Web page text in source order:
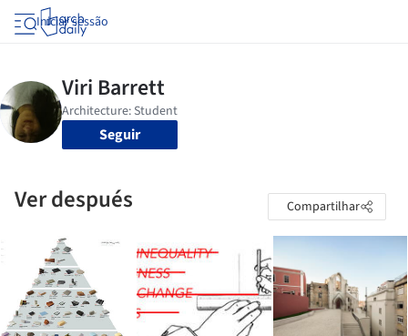
Iniciar sessão
Seguir
Ver después Compartilhar